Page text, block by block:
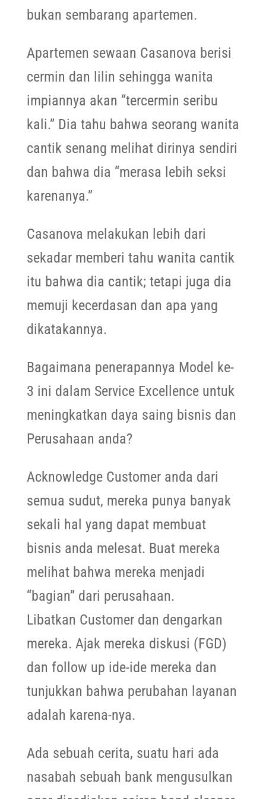
bukan sembarang apartemen.
Apartemen sewaan Casanova berisi
cermin dan lilin sehingga wanita
impiannya akan “tercermin seribu
kali.” Dia tahu bahwa seorang wanita
cantik senang melihat dirinya sendiri
dan bahwa dia “merasa lebih seksi
karenanya.”
Casanova melakukan lebih dari
sekadar memberi tahu wanita cantik
itu bahwa dia cantik; tetapi juga dia
memuji kecerdasan dan apa yang
dikatakannya.
Bagaimana penerapannya Model ke-
3 ini dalam Service Excellence untuk
meningkatkan daya saing bisnis dan
Perusahaan anda?
Acknowledge Customer anda dari
semua sudut, mereka punya banyak
sekali hal yang dapat membuat
bisnis anda melesat. Buat mereka
melihat bahwa mereka menjadi
“bagian” dari perusahaan.
Libatkan Customer dan dengarkan
mereka. Ajak mereka diskusi (FGD)
dan follow up ide-ide mereka dan
tunjukkan bahwa perubahan layanan
adalah karena-nya.
Ada sebuah cerita, suatu hari ada
nasabah sebuah bank mengusulkan